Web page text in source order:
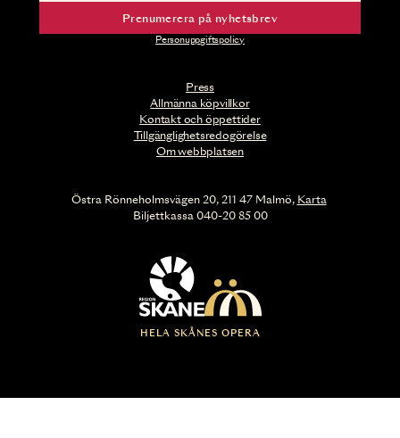
Press
Allmänna köpvillkor
Kontakt och öppettider
Tillgänglighetsredogörelse
Om webbplatsen
Prenumerera på nyhetsbrev
Personuppgiftspolicy
HELA SKÅNES OPERA
Östra Rönneholmsvägen 20, 211 47 Malmö, Karta
Biljettkassa 040-20 85 00